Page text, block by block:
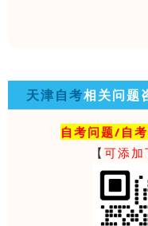
天津自考相关问题
自考问题/自
【 可添加